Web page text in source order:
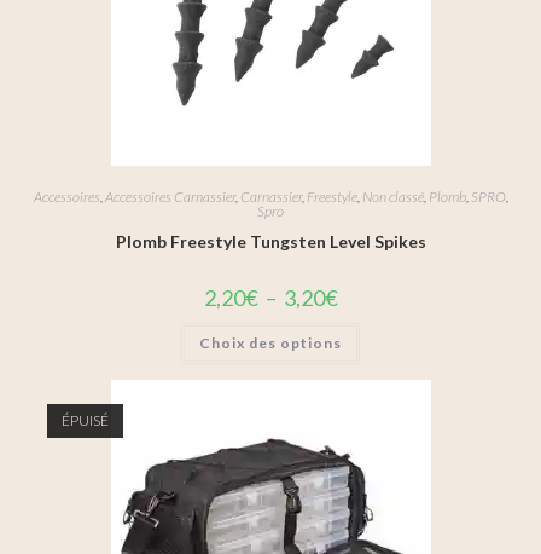
Accessoires,Accessoires Carnassier, Carnassier, Freestyle, Non classé, Plomb, SPRO,
Spro
Plomb Freestyle Tungsten Level Spikes
2,20€ – 3,20€
Choix des options
ÉPUISÉ